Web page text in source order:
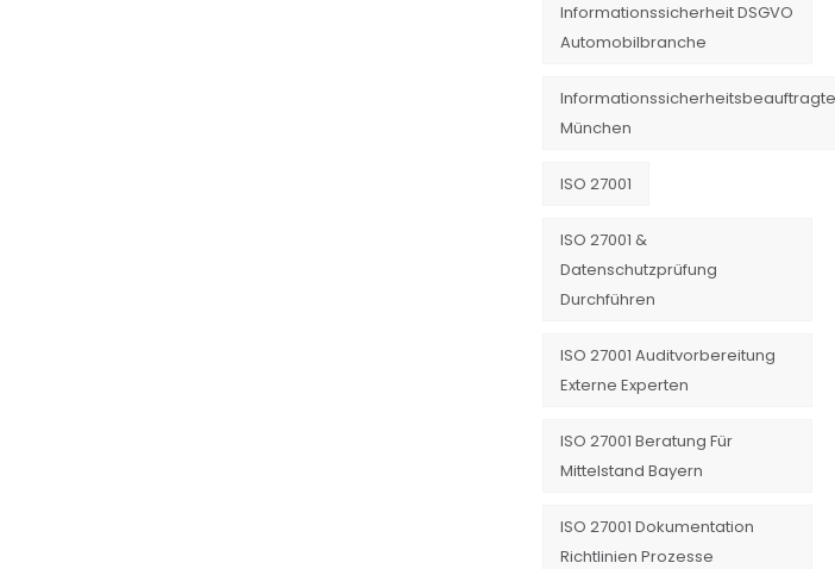
Informationssicherheit DSGVO
Automobilbranche
München
ISO 27001
ISO 27001 &
Datenschutzprüfung
Durchführen
ISO 27001 Auditvorbereitung
Externe Experten
ISO 27001 Beratung Für
Mittelstand Bayern
ISO 27001 Dokumentation
Richtlinien Prozesse